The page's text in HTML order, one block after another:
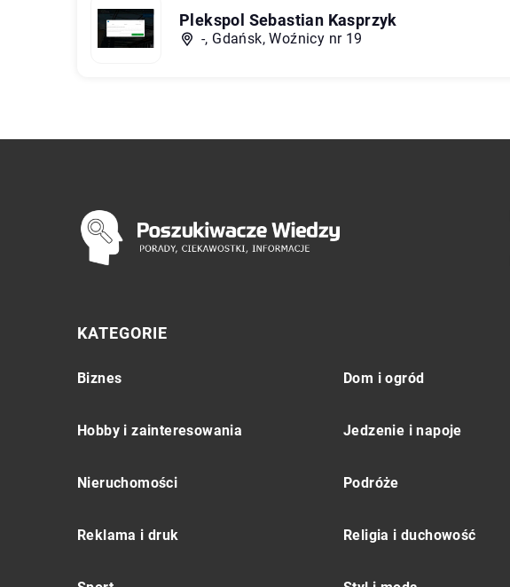
Plekspol Sebastian Kasprzyk
-, Gdańsk, Woźnicy nr 19
KATEGORIE
Biznes Dom i ogród
Hobby i zainteresowania Jedzenie i napoje
Nieruchomości Podróże
Reklama i druk Religia i duchowość